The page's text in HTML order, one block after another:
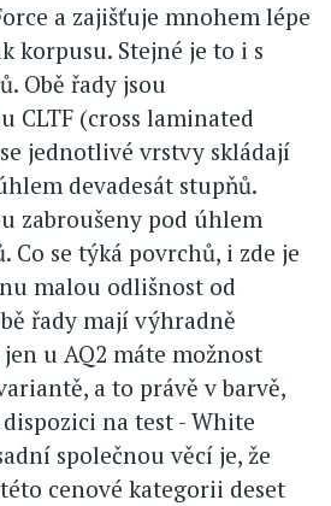
a zajišťuje mnohem lépe
korpusu. Stejné je to i s
Obě řady jsou
CLTF (cross laminated
jednotlivé vrstvy skládají
devadesát stupňů.
zabroušeny pod úhlem
Co se týká povrchů, i zde je
malou odlišnost od
řady mají výhradně
u AQ2 máte možnost
a to právě v barvě,
na test - White
společnou věcí je, že
cenové kategorii deset